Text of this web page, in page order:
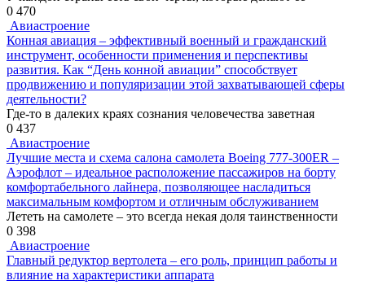
0 470
Авиастроение
Конная авиация – эффективный военный и гражданский
инструмент, особенности применения и перспективы
развития. Как “День конной авиации” способствует
продвижению и популяризации этой захватывающей сферы
деятельности?
Где-то в далеких краях сознания человечества заветная
0 437
Авиастроение
Лучшие места и схема салона самолета Boeing 777-300ER –
Аэрофлот – идеальное расположение пассажиров на борту
комфортабельного лайнера, позволяющее насладиться
максимальным комфортом и отличным обслуживанием
Лететь на самолете – это всегда некая доля таинственности
0 398
Авиастроение
Главный редуктор вертолета – его роль, принцип работы и
влияние на характеристики аппарата